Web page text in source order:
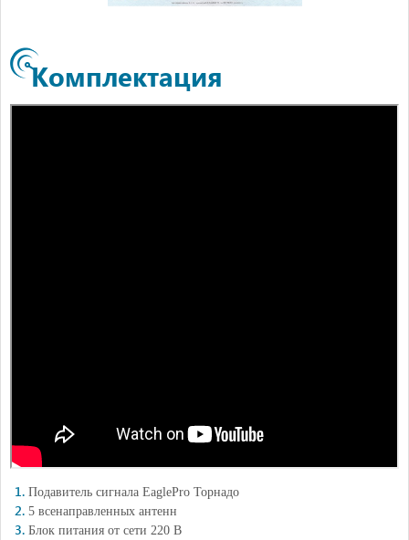
Комплектация
Подавитель сигнала EaglePro Торнадо
5 всенаправленных антенн
Блок питания от сети 220 В